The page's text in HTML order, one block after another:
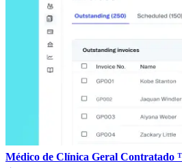
Médico de Clínica Geral Contratado